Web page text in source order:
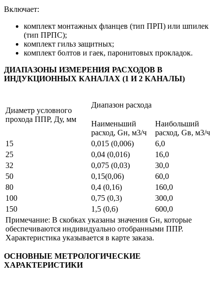
Включает:
комплект монтажных фланцев (тип ПРП) или шпилек
(тип ПРПС);
комплект гильз защитных;
комплект болтов и гаек, паронитовых прокладок.
ДИАПАЗОНЫ ИЗМЕРЕНИЯ РАСХОДОВ В
ИНДУКЦИОННЫХ КАНАЛАХ (1 И 2 КАНАЛЫ)
Диаметр условного
прохода ППР, Ду, мм
Диапазон расхода
Наименьший
расход, Gн, м3/ч
Наибольший
расход, Gв, м3/ч
15
0,015 (0,006)
6,0
25
0,04 (0,016)
16,0
32
0,075 (0,03)
30,0
50
0,15(0,06)
60,0
80
0,4 (0,16)
160,0
100
0,75 (0,3)
300,0
150
1,5 (0,6)
600,0
Примечание: В скобках указаны значения Gн, которые
обеспечиваются индивидуально отобранными ППР.
Характеристика указывается в карте заказа.
ОСНОВНЫЕ МЕТРОЛОГИЧЕСКИЕ
ХАРАКТЕРИСТИКИ